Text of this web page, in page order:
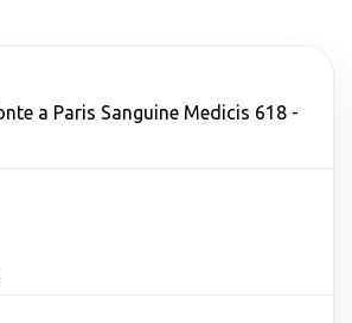
a Paris Sanguine Medicis 618 -